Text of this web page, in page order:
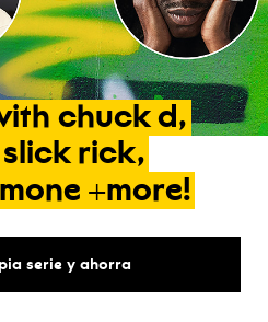
chuck d,
slick rick,
+more!
serie y ahorra